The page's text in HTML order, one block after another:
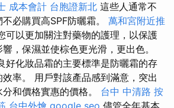
成本會計 台胞證新北 這些人通常不
必購買高SPF防曬霜。 萬和宮附近推
可以更加關注對藥物的護理，以保護
，保濕並使棕色更光滑，更出色。
好化妝品霜的主要標準是防曬霜的存
率。 用戶對該產品感到滿意，突出
和價格實惠的價格。 台中 中清路 按
台中外燴 google seo 儘管全年基本